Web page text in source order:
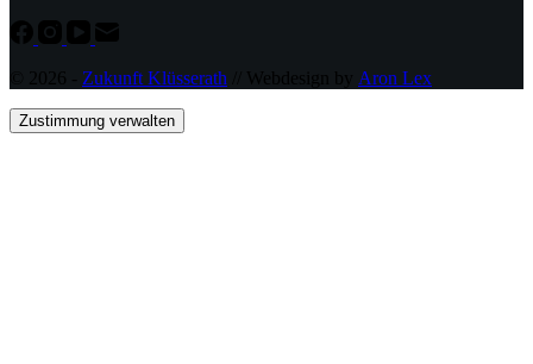
© 2026 - Zukunft Klüsserath // Webdesign by Aron Lex
Zustimmung verwalten